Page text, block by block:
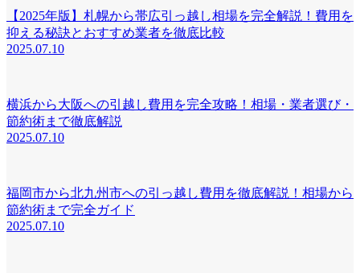
【2025年版】札幌から帯広引っ越し相場を完全解説！費用を
抑える秘訣とおすすめ業者を徹底比較
2025.07.10
横浜から大阪への引越し費用を完全攻略！相場・業者選び・
節約術まで徹底解説
2025.07.10
福岡市から北九州市への引っ越し費用を徹底解説！相場から
節約術まで完全ガイド
2025.07.10